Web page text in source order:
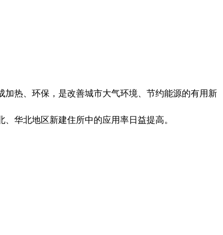
热、环保，是改善城市大气环境、节约能源的有用新
、华北地区新建住所中的应用率日益提高。